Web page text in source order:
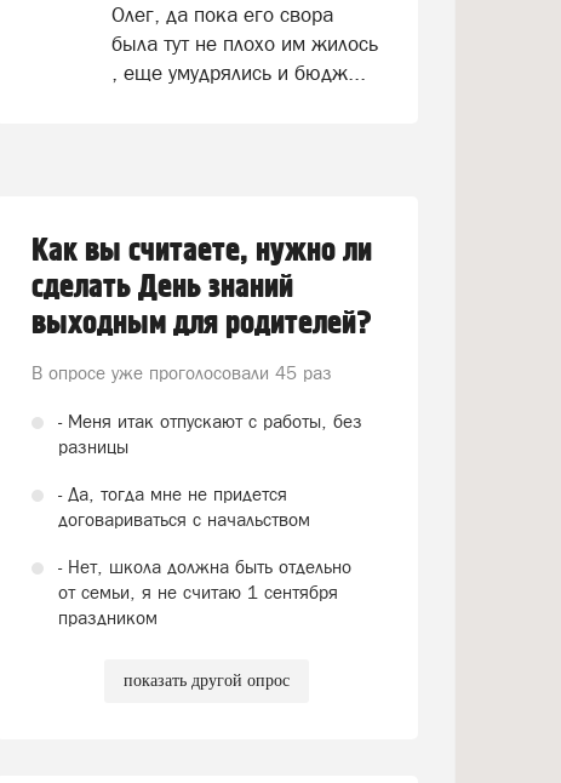
Олег, да пока его свора
была тут не плохо им жилось
, еще умудрялись и бюдж...
Как вы считаете, нужно ли
сделать День знаний
выходным для родителей?
В опросе уже проголосовали 45 раз
- Меня итак отпускают с работы, без
разницы
- Да, тогда мне не придется
договариваться с начальством
- Нет, школа должна быть отдельно
от семьи, я не считаю 1 сентября
праздником
показать другой опрос